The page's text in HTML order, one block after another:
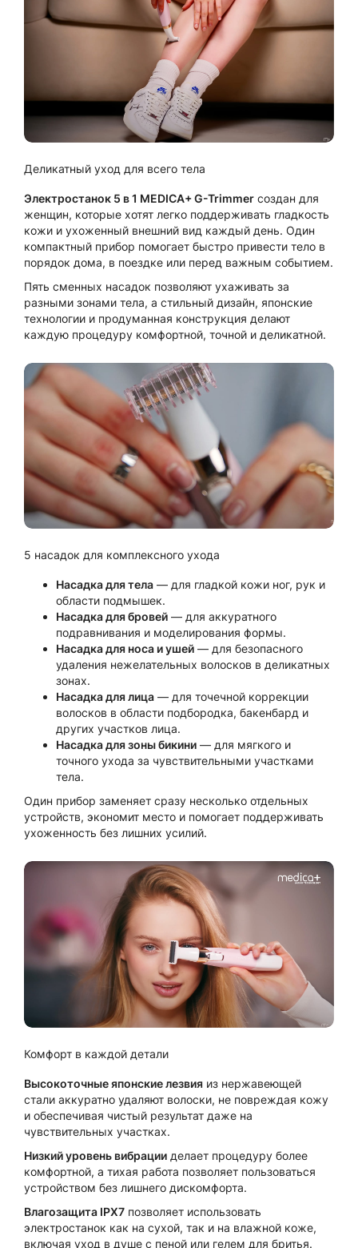
Деликатный уход для всего тела
Электростанок 5 в 1 MEDICA+ G-Trimmer создан для
женщин, которые хотят легко поддерживать гладкость
кожи и ухоженный внешний вид каждый день. Один
компактный прибор помогает быстро привести тело в
порядок дома, в поездке или перед важным событием.
Пять сменных насадок позволяют ухаживать за
разными зонами тела, а стильный дизайн, японские
технологии и продуманная конструкция делают
каждую процедуру комфортной, точной и деликатной.
5 насадок для комплексного ухода
Насадка для тела — для гладкой кожи ног, рук и
области подмышек.
Насадка для бровей — для аккуратного
подравнивания и моделирования формы.
Насадка для носа и ушей — для безопасного
удаления нежелательных волосков в деликатных
зонах.
Насадка для лица — для точечной коррекции
волосков в области подбородка, бакенбард и
других участков лица.
Насадка для зоны бикини — для мягкого и
точного ухода за чувствительными участками
тела.
Один прибор заменяет сразу несколько отдельных
устройств, экономит место и помогает поддерживать
ухоженность без лишних усилий.
Комфорт в каждой детали
Высокоточные японские лезвия из нержавеющей
стали аккуратно удаляют волоски, не повреждая кожу
и обеспечивая чистый результат даже на
чувствительных участках.
Низкий уровень вибрации делает процедуру более
комфортной, а тихая работа позволяет пользоваться
устройством без лишнего дискомфорта.
Влагозащита IPX7 позволяет использовать
электростанок как на сухой, так и на влажной коже,
включая уход в душе с пеной или гелем для бритья.